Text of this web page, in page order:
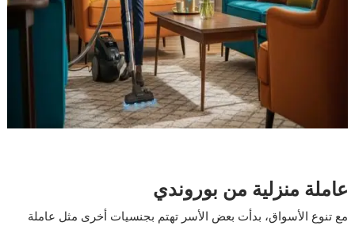
عاملة منزلية من بوروندي
مع تنوع الأسواق، بدأت بعض الأسر تهتم بجنسيات أخرى مثل عاملة